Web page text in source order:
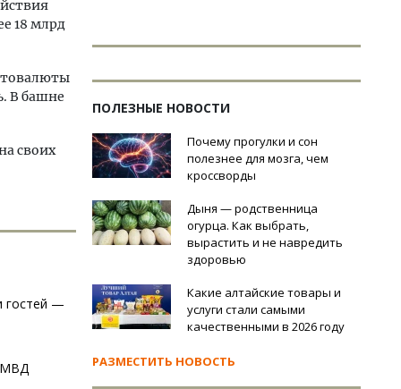
18 млрд
В башне
своих
гостей —
МВД
ПОЛЕЗНЫЕ НОВОСТИ
Почему прогулки и сон
полезнее для мозга, чем
кроссворды
Дыня — родственница
огурца. Как выбрать,
вырастить и не навредить
здоровью
Какие алтайские товары и
услуги стали самыми
качественными в 2026 году
РАЗМЕСТИТЬ НОВОСТЬ